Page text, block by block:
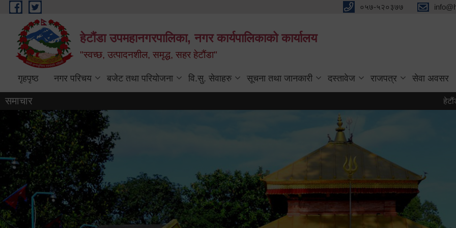
Skip to main content ०५७-५२०३७७
हेटौंडा उपमहानगरपालिका, नगर कार्यपालिकाको कार्यालय
"स्वच्छ, उत्पादनशील, समृद्ध, सहर हेटौंडा"
गृहपृष्ठ नगर परिचय बजेट तथा परियोजना वि.सु. सेवाहरु सूचना तथा जानकारी दस्तावेज राजपत्र सेवा अवसर
समाचार हेटौंडा